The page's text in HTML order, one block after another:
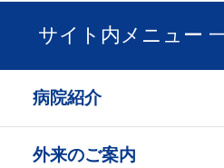
サイト内メニュー
病院紹介
外来のご案内